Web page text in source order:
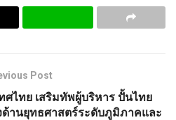
Post
ศไทย เสริมทัพผู้บริหาร ปั้นไทย
ด้านยุทธศาสตร์ระดับภูมิภาคและ